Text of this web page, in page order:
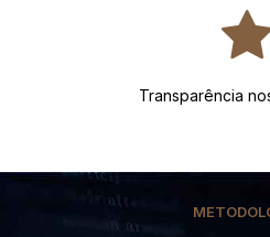
Transparência